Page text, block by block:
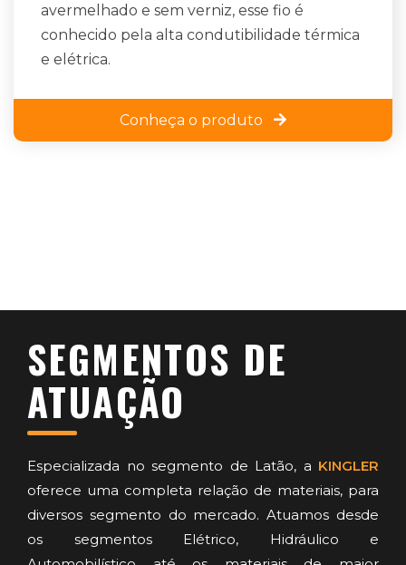
avermelhado e sem verniz, esse fio é
conhecido pela alta condutibilidade térmica
e elétrica.
Conheça o produto
SEGMENTOS DE
ATUAÇÃO
Especializada no segmento de Latão, a KINGLER
oferece uma completa relação de materiais, para
diversos segmento do mercado. Atuamos desde
os segmentos Elétrico, Hidráulico e